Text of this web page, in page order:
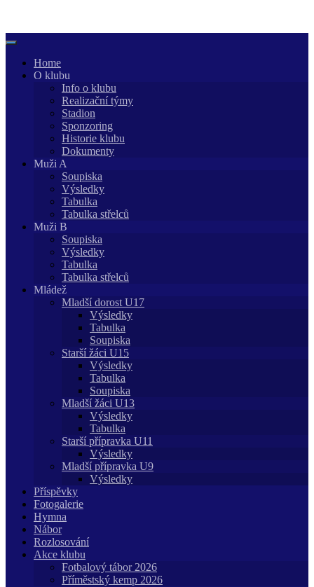
content
Home
O klubu
Info o klubu
Realizační týmy
Stadion
Sponzoring
Historie klubu
Dokumenty
Muži A
Soupiska
Výsledky
Tabulka
Tabulka střelců
Muži B
Soupiska
Výsledky
Tabulka
Tabulka střelců
Mládež
Mladší dorost U17
Výsledky
Tabulka
Soupiska
Starší žáci U15
Výsledky
Tabulka
Soupiska
Mladší žáci U13
Výsledky
Tabulka
Starší přípravka U11
Výsledky
Mladší přípravka U9
Výsledky
Příspěvky
Fotogalerie
Hymna
Nábor
Rozlosování
Akce klubu
Fotbalový tábor 2026
Příměstský kemp 2026